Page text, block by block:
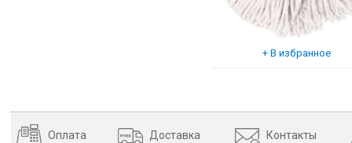
Оплата Доставка Контакты